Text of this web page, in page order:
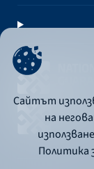
Сайтът
на
Политика